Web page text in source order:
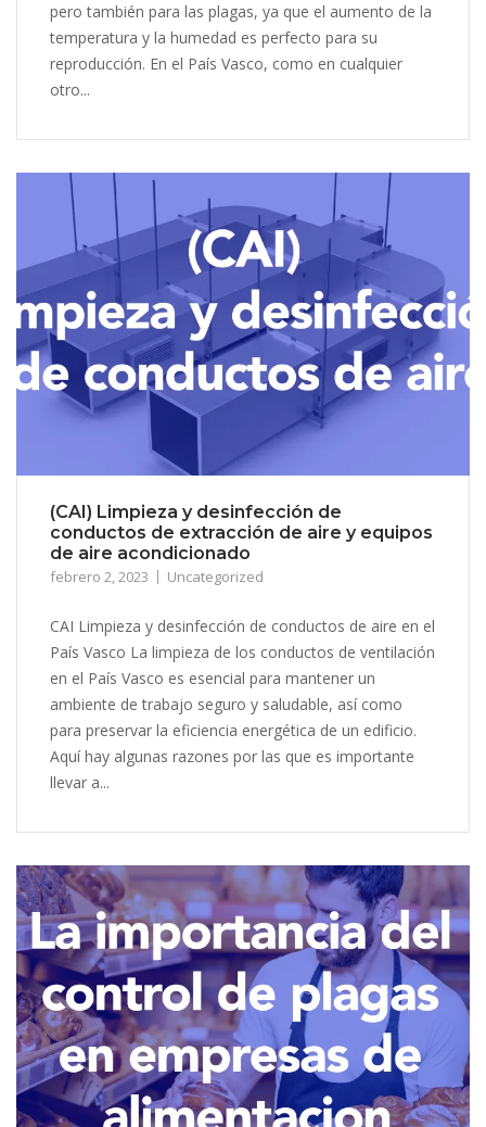
pero también para las plagas, ya que el aumento de la
temperatura y la humedad es perfecto para su
reproducción. En el País Vasco, como en cualquier
otro...
(CAI) Limpieza y desinfección de
conductos de extracción de aire y equipos
de aire acondicionado
febrero 2, 2023 Uncategorized
CAI Limpieza y desinfección de conductos de aire en el
País Vasco La limpieza de los conductos de ventilación
en el País Vasco es esencial para mantener un
ambiente de trabajo seguro y saludable, así como
para preservar la eficiencia energética de un edificio.
Aquí hay algunas razones por las que es importante
llevar a...